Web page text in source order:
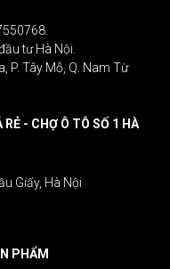
tư Hà Nội.
P. Tây Mỗ, Q. Nam Từ
- CHỢ Ô TÔ SỐ 1 HÀ
Giấy, Hà Nội
PHẨM